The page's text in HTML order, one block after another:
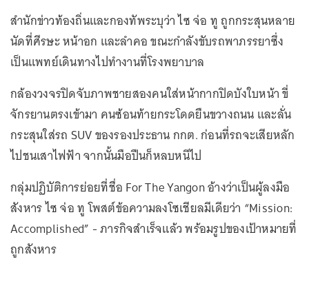
สำนักข่าวท้องถิ่นและกองทัพระบุว่า ไซ จ่อ ทู ถูกกระสุนหลาย
นัดที่ศีรษะ หน้าอก และลำคอ ขณะกำลังขับรถพาภรรยาซึ่ง
เป็นแพทย์เดินทางไปทำงานที่โรงพยาบาล
กล้องวงจรปิดจับภาพชายสองคนใส่หน้ากากปิดบังใบหน้า ขี่
จักรยานตรงเข้ามา คนซ้อนท้ายกระโดดยืนขวางถนน และลั่น
กระสุนใส่รถ SUV ของรองประธาน กกต. ก่อนที่รถจะเสียหลัก
ไปชนเสาไฟฟ้า จากนั้นมือปืนก็หลบหนีไป
กลุ่มปฏิบัติการย่อยที่ชื่อ For The Yangon อ้างว่าเป็นผู้ลงมือ
สังหาร ไซ จ่อ ทู โพสต์ข้อความลงโซเชียลมีเดียว่า “Mission:
Accomplished” - ภารกิจสำเร็จแล้ว พร้อมรูปของเป้าหมายที่
ถูกสังหาร